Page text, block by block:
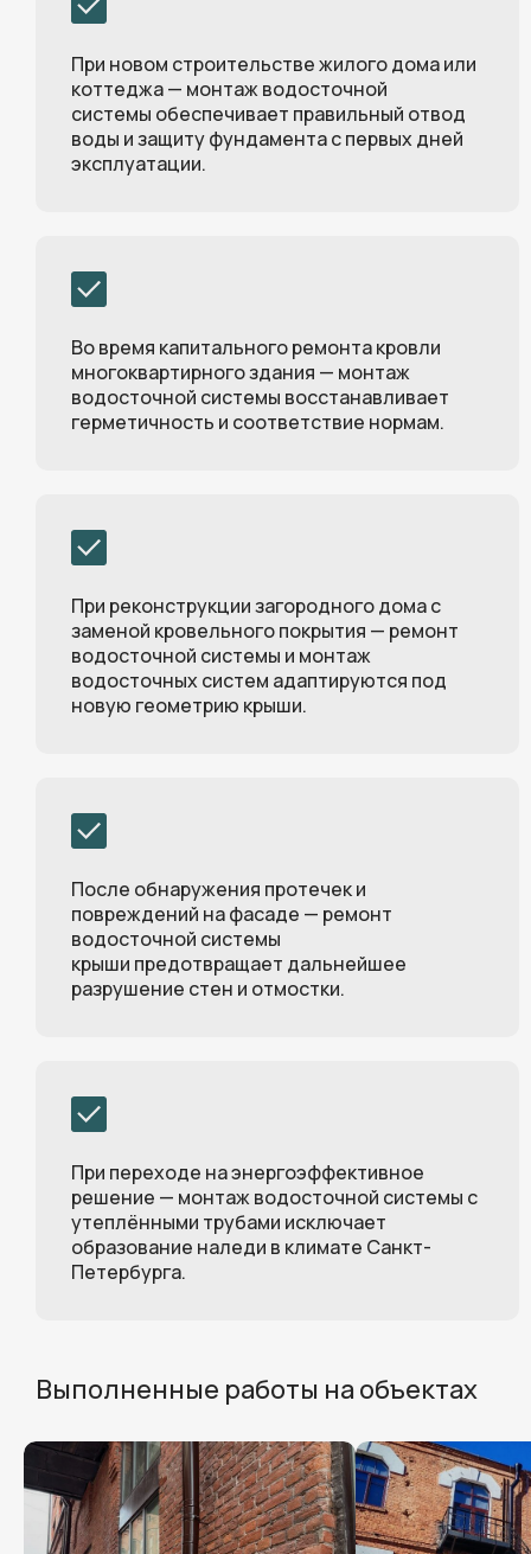
При новом строительстве жилого дома или
коттеджа — монтаж водосточной
системы обеспечивает правильный отвод
воды и защиту фундамента с первых дней
эксплуатации.
Во время капитального ремонта кровли
многоквартирного здания — монтаж
водосточной системы восстанавливает
герметичность и соответствие нормам.
При реконструкции загородного дома с
заменой кровельного покрытия — ремонт
водосточной системы и монтаж
водосточных систем адаптируются под
новую геометрию крыши.
После обнаружения протечек и
повреждений на фасаде — ремонт
водосточной системы
крыши предотвращает дальнейшее
разрушение стен и отмостки.
При переходе на энергоэффективное
решение — монтаж водосточной системы с
утеплёнными трубами исключает
образование наледи в климате Санкт-
Петербурга.
Выполненные работы на объектах